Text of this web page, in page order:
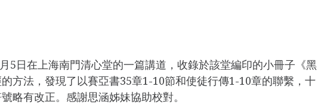
5日在上海南門清心堂的一篇講道，收錄於該堂編印的小冊子《黑
方法，發現了以賽亞書35章1-10節和使徒行傳1-10章的聯繫，十
略有改正。感謝思涵姊妹協助校對。